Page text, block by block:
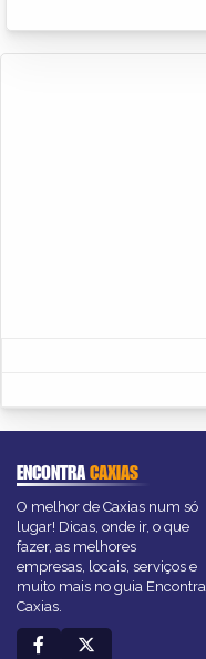
ENCONTRACAXIAS
O melhor de Caxias num só
lugar! Dicas, onde ir, o que
fazer, as melhores
empresas, locais, serviços e
muito mais no guia Encontra
Caxias.